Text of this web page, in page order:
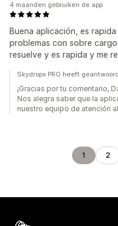
Buena aplicación, es
problemas con sobre
resuelve y es rapida y me
4 maanden gebruiken de app
Skydropx PRO heeft
¡Gracias por tu comentario,
Nos alegra saber que la
nuestro equipo de atención
1 2